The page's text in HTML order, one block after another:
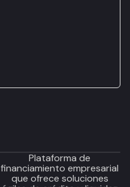
Plataforma de
financiamiento empresarial
que ofrece soluciones